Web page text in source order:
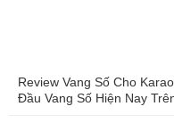
Review Vang Số Cho
Đầu Vang Số Hiện Nay